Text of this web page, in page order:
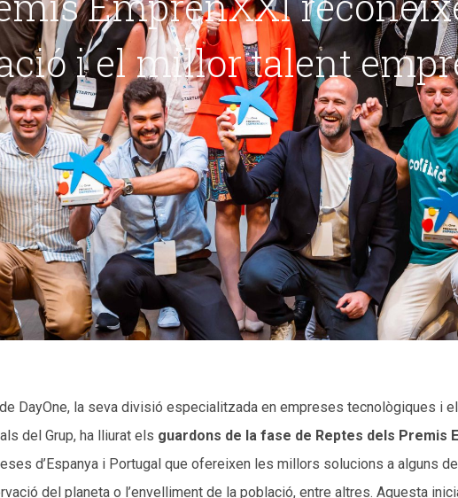
i el millor talent
DayOne, la seva divisió especialitzada en empreses tecnològiques i
del Grup, ha lliurat els guardons de la fase de Reptes dels Premis
d’Espanya i Portugal que ofereixen les millors solucions a alguns
del planeta o l’envelliment de la població, entre altres. Aquesta